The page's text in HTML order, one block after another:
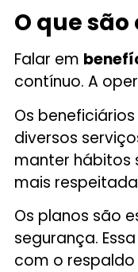
O que
Falar em
contínuo. A
Os
diversos
manter hábitos
mais
Os planos são
segurança.
com o